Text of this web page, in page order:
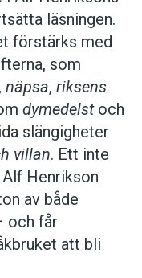
läsningen.
förstärks med
som
, näpsa, riksens
dymedelst och
slängigheter
villan. Ett inte
Henrikson
av både
och får
att bli